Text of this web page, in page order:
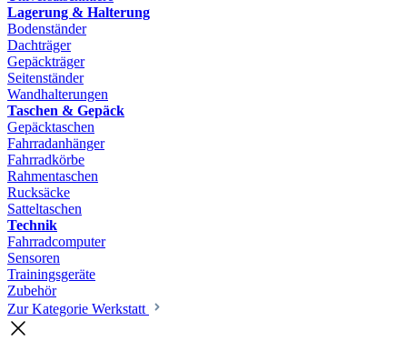
Lagerung & Halterung
Bodenständer
Dachträger
Gepäckträger
Seitenständer
Wandhalterungen
Taschen & Gepäck
Gepäcktaschen
Fahrradanhänger
Fahrradkörbe
Rahmentaschen
Rucksäcke
Satteltaschen
Technik
Fahrradcomputer
Sensoren
Trainingsgeräte
Zubehör
Zur Kategorie Werkstatt